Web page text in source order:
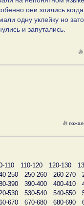
они злились
одну уклейку но
и запутались.
110 110-120 120-130
250 250-260 260-270
390 390-400 400-410
530 530-540 540-550
670 670-680 680-690